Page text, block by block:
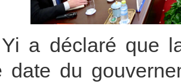
a déclaré que
date du